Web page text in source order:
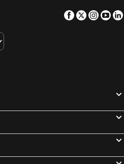
Facebook
Twitter